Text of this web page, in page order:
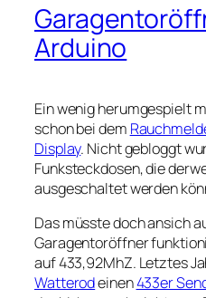
Arduino
Ein wenig herumgespielt
schon bei dem
Display. Nicht gebloggt
Funksteckdosen, die
ausgeschaltet werden
Das müsste doch ansich
Garagentoröffner
auf 433,92MhZ. Letztes
Watterodeinen433er